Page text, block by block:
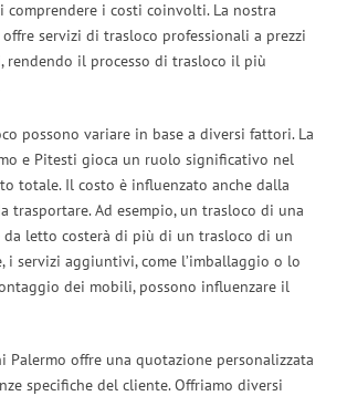
comprendere i costi coinvolti. La nostra
servizi di trasloco professionali a prezzi
rendendo il processo di trasloco il più
possono variare in base a diversi fattori. La
e Pitesti gioca un ruolo significativo nel
totale. Il costo è influenzato anche dalla
trasportare. Ad esempio, un trasloco di una
da letto costerà di più di un trasloco di un
i servizi aggiuntivi, come l’imballaggio o lo
dei mobili, possono influenzare il
Palermo offre una quotazione personalizzata
specifiche del cliente. Offriamo diversi